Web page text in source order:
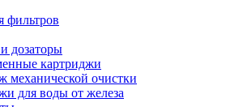
фильтров
дозаторы
картриджи
механической очистки
для воды от железа